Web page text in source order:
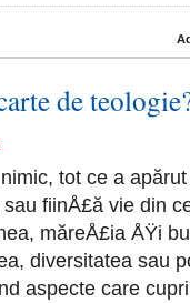
de
tot ce a
fiinÅ£ă vie din
măreÅ£ia ÅŸi
diversitatea sau
aspecte care